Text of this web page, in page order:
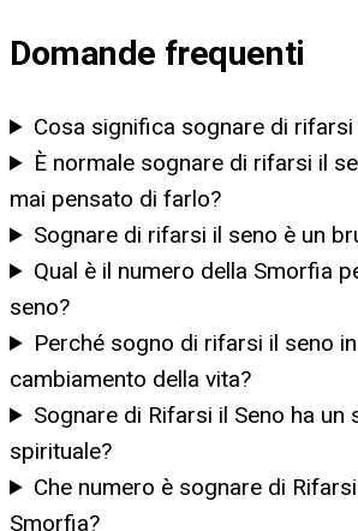
Domande frequenti
Cosa significa sognare di rifarsi
È normale sognare di rifarsi il
mai pensato di farlo?
Sognare di rifarsi il seno è un
Qual è il numero della Smorfia
seno?
Perché sogno di rifarsi il seno
cambiamento della vita?
Sognare di Rifarsi il Seno ha un
spirituale?
Che numero è sognare di
Smorfia?